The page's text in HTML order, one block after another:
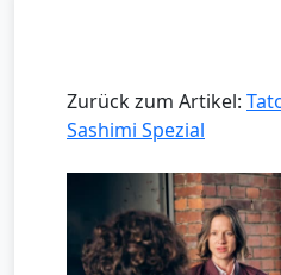
Zurück zum Artikel:
Sashimi Spezial